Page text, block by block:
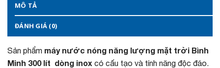
MÔ TẢ
ĐÁNH GIÁ (0)
Sản phẩm máy nước nóng năng lượng mặt trời Bình
Minh 300 lít dòng inox có cấu tạo và tính năng độc đáo.